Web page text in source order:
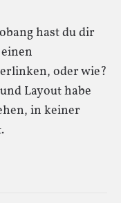
hast du dir
oder wie?
Layout habe
in keiner